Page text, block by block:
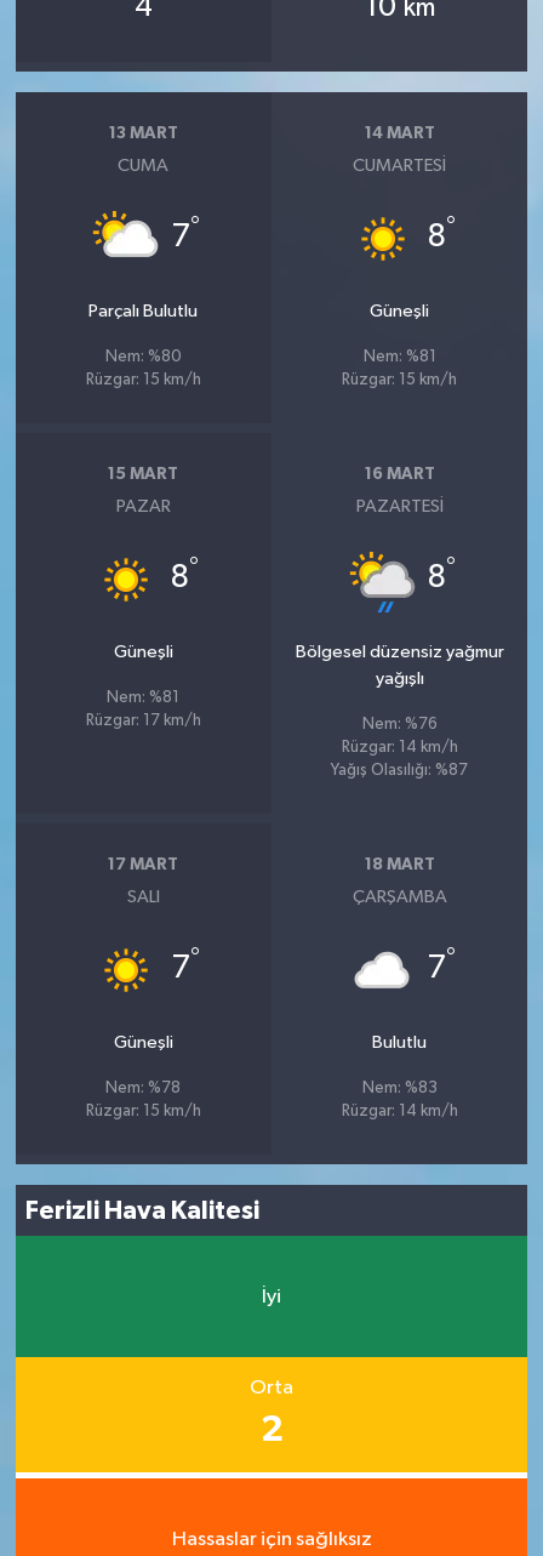
4 10 km
13 MART
CUMA
7°
Parçalı Bulutlu
Nem: %80
Rüzgar: 15 km/h
14 MART
CUMARTESI
8°
Güneşli
Nem: %81
Rüzgar: 15 km/h
15 MART
PAZAR
8°
Güneşli
Nem: %81
Rüzgar: 17 km/h
16 MART
PAZARTESI
8°
Bölgesel düzensiz yağmur
yağışlı
Nem: %76
Rüzgar: 14 km/h
Yağış Olasılığı: %87
17 MART
SALI
7°
Güneşli
Nem: %78
Rüzgar: 15 km/h
18 MART
ÇARŞAMBA
7°
Bulutlu
Nem: %83
Rüzgar: 14 km/h
Ferizli Hava Kalitesi
İyi
Orta
2
Hassaslar için sağlıksız